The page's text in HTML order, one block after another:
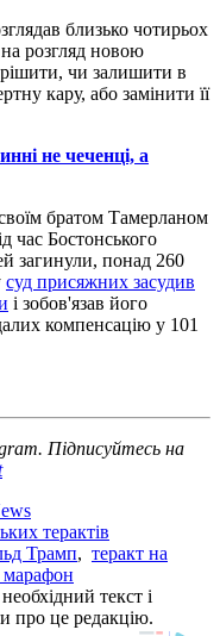
близько чотирьох
розгляд новою
чи залишити в
кару, або замінити її
не чеченці, а
братом Тамерланом
час Бостонського
загинули, понад 260
суд присяжних засудив
і зобов'язав його
компенсацію у 101
Підписуйтесь на
терактів
Трамп, теракт на
марафон
текст і
про це редакцію.